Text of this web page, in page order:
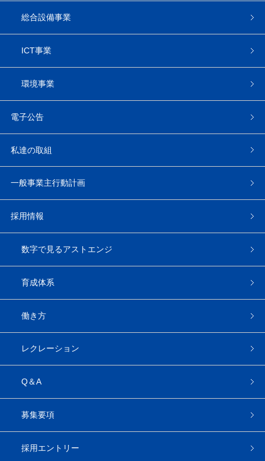
総合設備事業
ICT事業
環境事業
電子公告
私達の取組
一般事業主行動計画
採用情報
数字で見るアストエンジ
育成体系
働き方
レクレーション
Q＆A
募集要項
採用エントリー